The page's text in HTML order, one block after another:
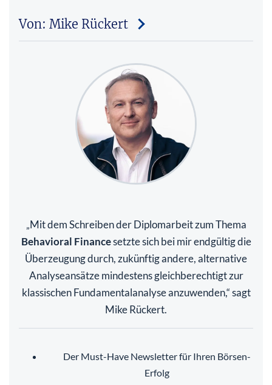
Von: Mike Rückert
Mit dem Schreiben der Diplomarbeit zum Thema
Behavioral Financesetzte sich bei mir endgültig die
Überzeugung durch, zukünftig andere, alternative
Analyseansätze mindestens gleichberechtigt zur
klassischen Fundamentalanalyse anzuwenden,“ sagt
Mike Rückert.
Der Must-Have Newsletter für Ihren Börsen-
Erfolg